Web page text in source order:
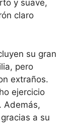
y suave,
claro
su gran
pero
extraños.
ejercicio
Además,
a su